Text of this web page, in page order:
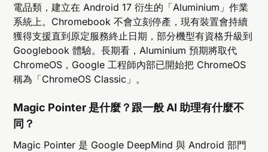
電品類，建立在 Android 17 衍生的「Aluminium」作業
系統上。Chromebook 不會立刻停產，現有裝置會持續
獲得支援直到原定服務終止日期，部分機型有資格升級到
Googlebook 體驗。長期看，Aluminium 預期將取代
ChromeOS，Google 工程師內部已開始把 ChromeOS
稱為「ChromeOS Classic」。
Magic Pointer 是什麼？跟一般 AI 助理有什麼不
同？
Magic Pointer 是 Google DeepMind 與 Android 部門